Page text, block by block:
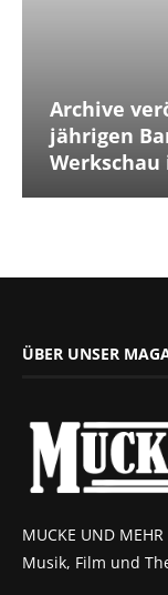
Archive
jährigen
Werkschau
ÜBER UNSER
MUCKE UND
Musik, Film und